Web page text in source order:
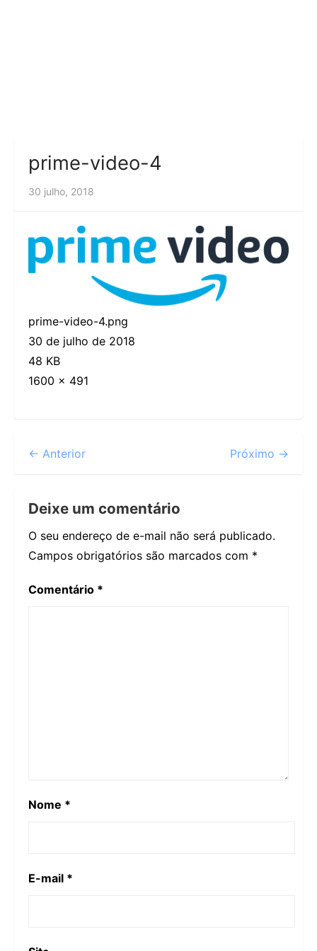
prime-video-4
30 julho, 2018
prime-video-4.png
30 de julho de 2018
48 KB
1600 × 491
← Anterior Próximo →
Deixe um comentário
O seu endereço de e-mail não será publicado.
Campos obrigatórios são marcados com *
Comentário *
Nome *
E-mail *